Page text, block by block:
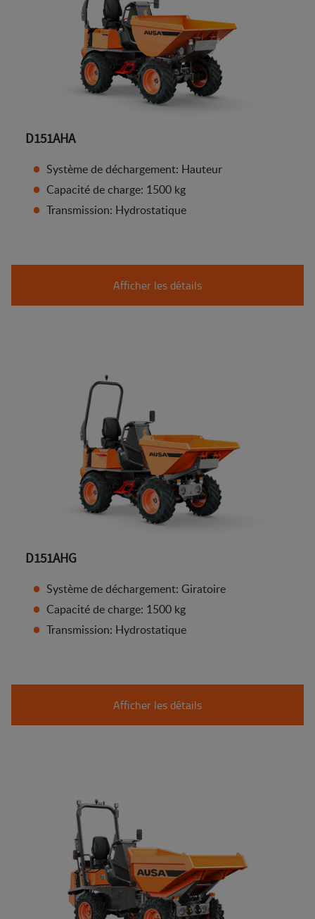
D151AHA
Système de déchargement: Hauteur
Capacité de charge: 1500 kg
Transmission: Hydrostatique
Afficher les détails
D151AHG
Système de déchargement: Giratoire
Capacité de charge: 1500 kg
Transmission: Hydrostatique
Afficher les détails